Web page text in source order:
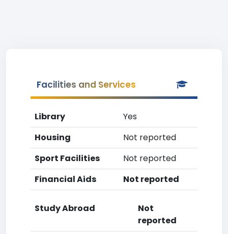
Facilities and Services
Library
Yes
Housing
Not reported
Sport Facilities
Not reported
Financial Aids
Not reported
Study Abroad
Not
reported